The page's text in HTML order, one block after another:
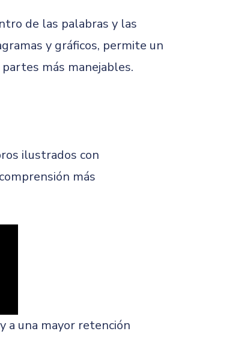
de las palabras y las
y gráficos, permite un
más manejables.
ilustrados con
más
a una mayor retención